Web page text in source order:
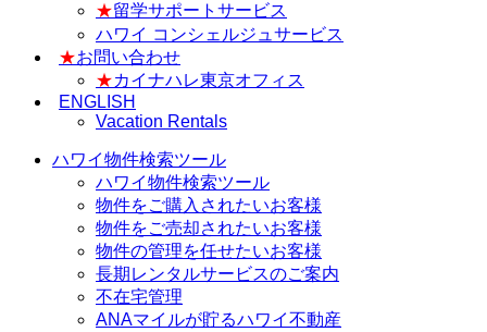
★留学サポートサービス
ハワイ コンシェルジュサービス
★お問い合わせ
★カイナハレ東京オフィス
ENGLISH
Vacation Rentals
ハワイ物件検索ツール
ハワイ物件検索ツール
物件をご購入されたいお客様
物件をご売却されたいお客様
物件の管理を任せたいお客様
長期レンタルサービスのご案内
不在宅管理
ANAマイルが貯るハワイ不動産